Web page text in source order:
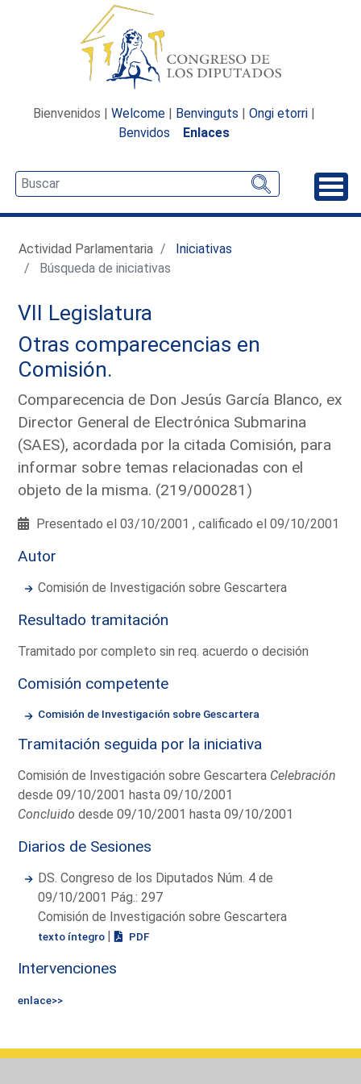
Bienvenidos | Welcome | Benvinguts | Ongi etorri |
Benvidos
Enlaces
Actividad Parlamentaria
Iniciativas
Búsqueda de iniciativas
VII Legislatura
Otras comparecencias en
Comisión.
Comparecencia de Don Jesús García Blanco, ex
Director General de Electrónica Submarina
(SAES), acordada por la citada Comisión, para
informar sobre temas relacionadas con el
objeto de la misma. (219/000281)
Presentado el 03/10/2001 , calificado el 09/10/2001
Autor
Comisión de Investigación sobre Gescartera
Resultado tramitación
Tramitado por completo sin req. acuerdo o decisión
Comisión competente
Comisión de Investigación sobre Gescartera
Tramitación seguida por la iniciativa
Comisión de Investigación sobre Gescartera Celebración
desde 09/10/2001 hasta 09/10/2001
Concluido desde 09/10/2001 hasta 09/10/2001
Diarios de Sesiones
DS. Congreso de los Diputados Núm. 4 de
09/10/2001 Pág.: 297
Comisión de Investigación sobre Gescartera
texto íntegro | PDF
Intervenciones
enlace>>